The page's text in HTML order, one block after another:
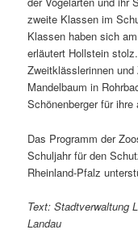
zweite Klassen im
Klassen haben sich
erläutert Hollstein
Zweitklässlerinnen
Mandelbaum in
Schönenberger für
Das Programm der
Schuljahr für den
Rheinland-Pfalz
Text: Stadtverwaltung
Landau